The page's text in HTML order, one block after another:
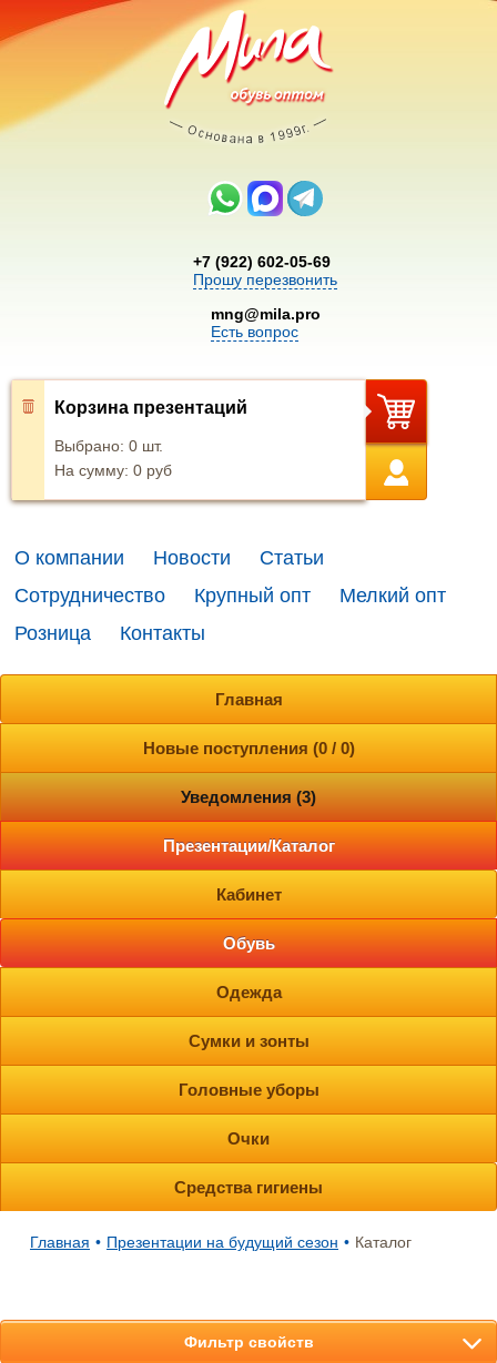
+7 (922) 602-05-69
Прошу перезвонить
mng@mila.pro
Есть вопрос
Корзина презентаций
Выбрано: 0 шт.
На сумму: 0 руб
О компании Новости
Статьи
Сотрудничество
Крупный опт
Мелкий опт
Розница
Контакты
Главная
Новые поступления (0 / 0)
Уведомления (3)
Презентации/Каталог
Кабинет
Обувь
Одежда
Сумки и зонты
Головные уборы
Очки
Средства гигиены
Главная • Презентации на будущий сезон • Каталог
Фильтр свойств